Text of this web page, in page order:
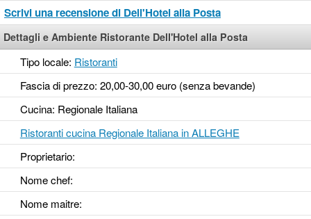
Scrivi una recensione di Dell'Hotel alla Posta
Dettagli e Ambiente Ristorante Dell'Hotel alla Posta
Tipo locale: Ristoranti
Fascia di prezzo: 20,00-30,00 euro (senza bevande)
Cucina: Regionale Italiana
Ristoranti cucina Regionale Italiana in ALLEGHE
Proprietario:
Nome chef:
Nome maitre: